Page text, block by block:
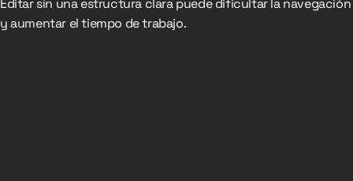
Editar sin una estructura clara puede dificultar la navegación
y aumentar el tiempo de trabajo.